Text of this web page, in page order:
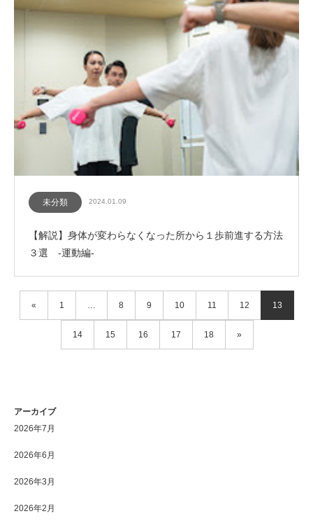
未分類 2024.01.09
【解説】身体が変わらなくなった所から１歩前進する方法
３選 -運動編-
« 1 … 8 9 10 11 12 13
14 15 16 17 18 »
アーカイブ
2026年7月
2026年6月
2026年3月
2026年2月